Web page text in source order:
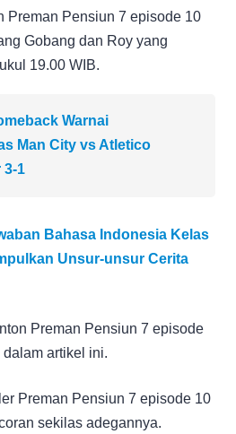
Preman Pensiun 7 episode 10
Gobang dan Roy yang
19.00 WIB.
Warnai
Man City vs Atletico
3-1
Bahasa Indonesia Kelas
Unsur-unsur Cerita
Preman Pensiun 7 episode
artikel ini.
Preman Pensiun 7 episode 10
sekilas adegannya.